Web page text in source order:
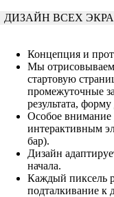
ДИЗАЙН ВСЕХ
Концепция и
Мы отрисовываем
стартовую
промежуточные
результата,
Особое внимание
интерактивным
бар).
Дизайн
начала.
Каждый пиксель
подталкивание к